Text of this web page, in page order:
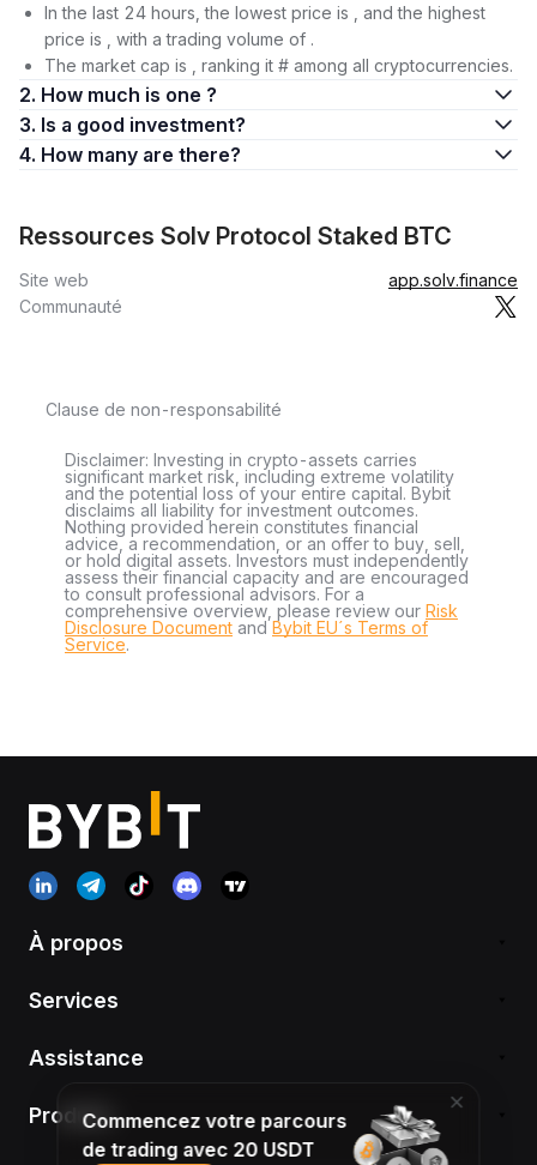
In the last 24 hours, the lowest price is , and the highest
price is , with a trading volume of .
The market cap is , ranking it # among all cryptocurrencies.
2. How much is one ?
3. Is a good investment?
4. How many are there?
Ressources Solv Protocol Staked BTC
Site web
app.solv.finance
Communauté
Clause de non-responsabilité
Disclaimer: Investing in crypto-assets carries
significant market risk, including extreme volatility
and the potential loss of your entire capital. Bybit
disclaims all liability for investment outcomes.
Nothing provided herein constitutes financial
advice, a recommendation, or an offer to buy, sell,
or hold digital assets. Investors must independently
assess their financial capacity and are encouraged
to consult professional advisors. For a
comprehensive overview, please review our Risk
Disclosure Document andBybit EU´s Terms of
Service.
À propos
Services
Assistance
ProduitsCommencez votre parcours
de trading avec 20 USDT